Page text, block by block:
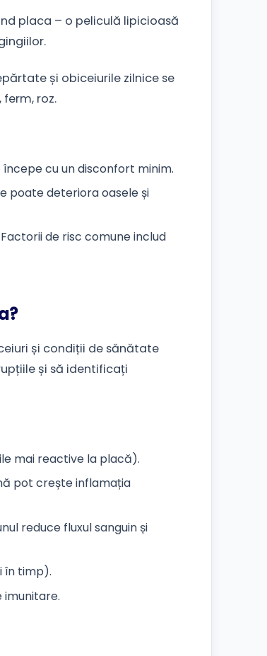
placa – o peliculă lipicioasă
și obiceiurile zilnice se
roz.
cu un disconfort minim.
poate deteriora oasele și
de risc comune includ
și condiții de sănătate
și să identificați
mai reactive la placă).
pot crește inflamația
reduce fluxul sanguin și
în timp).
imunitare.